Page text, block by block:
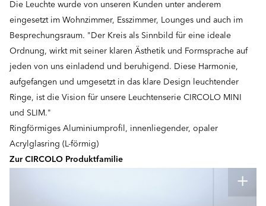
Die Leuchte wurde von unseren Kunden unter anderem
eingesetzt im Wohnzimmer, Esszimmer, Lounges und auch im
Besprechungsraum. "Der Kreis als Sinnbild für eine ideale
Ordnung, wirkt mit seiner klaren Ästhetik und Formsprache auf
jeden von uns einladend und beruhigend. Diese Harmonie,
aufgefangen und umgesetzt in das klare Design leuchtender
Ringe, ist die Vision für unsere Leuchtenserie CIRCOLO MINI
und SLIM."
Ringförmiges Aluminiumprofil, innenliegender, opaler
Acrylglasring (L-förmig)
Zur CIRCOLO Produktfamilie